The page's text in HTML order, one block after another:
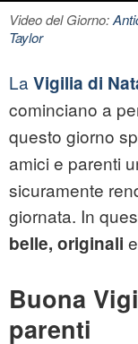
Video del Giorno:
Taylor
La Vigilia di
cominciano a
questo giorno
amici e parenti
sicuramente
giornata. In
belle, originali e
Buona
parenti